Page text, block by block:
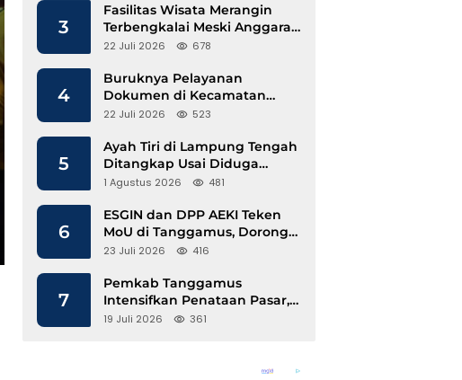
3
Fasilitas Wisata Merangin
Terbengkalai Meski Anggaran
Perawatan Terus Mengalir
22 Juli 2026 678
4
Buruknya Pelayanan
Dokumen di Kecamatan
Pangkalan Susu, Kinerja
22 Juli 2026 523
5
Ayah Tiri di Lampung Tengah
Ditangkap Usai Diduga
Hamili Anak di Bawah Umur
1 Agustus 2026 481
6
ESGIN dan DPP AEKI Teken
MoU di Tanggamus, Dorong
Ekonomi Hijau Berbasis Kopi
23 Juli 2026 416
7
Pemkab Tanggamus
Intensifkan Penataan Pasar,
Pedagang Diajak Tempati
19 Juli 2026 361